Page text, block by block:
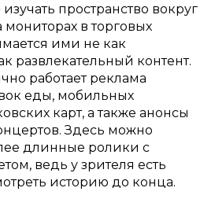
пространство вокруг
в торговых
ими не как
развлекательный контент.
работает реклама
еды, мобильных
карт, а также анонсы
Здесь можно
длинные ролики с
ведь у зрителя есть
историю до конца.